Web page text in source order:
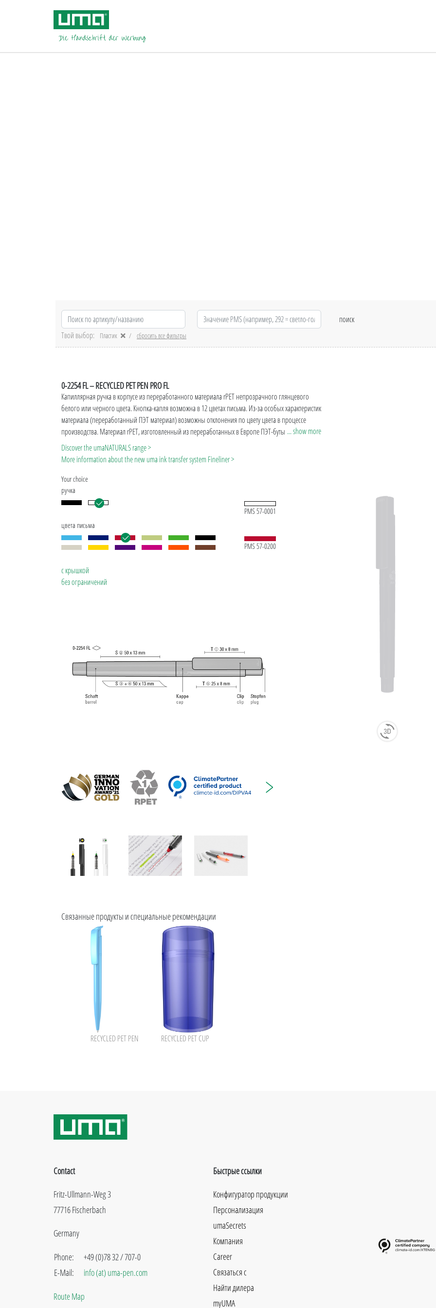
Твой выбор:
Пластик сбросить все фильтры
0-2254 FL – RECYCLED PET PEN PRO FL
Капиллярная ручка в корпусе из переработанного материала rPET непрозрачного глянцевого
белого или черного цвета. Кнопка-капля возможна в 12 цветах письма. Из-за особых характеристик
материала (переработанный ПЭТ материал) возможны отклонения по цвету цвета в процессе
производства. Материал rPET, изготовленный из переработанных в Европе ПЭТ-бутылок, подходит
для долговечной и экологичной рекламы. Благодаря европейскому и экологически безопасному
производству, UMA RECYCLED PET PEN PRO ROLLER вносит дополнительный устойчивый вклад в
... show more
Discover the umaNATURALS range >
More information about the new uma ink transfer system Fineliner >
Your choice
ручка
PMS 57-0001
цвета письма
PMS 57-0200
с крышкой
без ограничений
Связанные продукты и специальные рекомендации
RECYCLED PET PEN RECYCLED PET CUP
Contact
Fritz-Ullmann-Weg 3
77716 Fischerbach
Germany
Phone:
E-Mail:
+49 (0)78 32 / 707-0
info (at) uma-pen.com
Route Map
Быстрые ссылки
Конфигуратор продукции
Персонализация
umaSecrets
Компания
Career
Связаться с
Найти дилера
myUMA